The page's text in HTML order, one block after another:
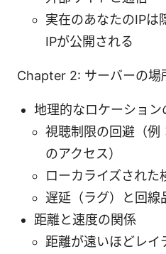
実在のあなたのIPは
IPが公開される
Chapter 2: サーバーの場
地理的なロケーション
視聴制限の回避（例
のアクセス）
ローカライズされた
遅延（ラグ）と回線
距離と速度の関係
距離が遠いほどレイ